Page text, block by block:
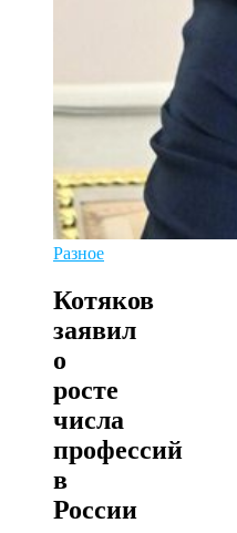
Разное
Котяков
заявил
о
росте
числа
профессий
в
России